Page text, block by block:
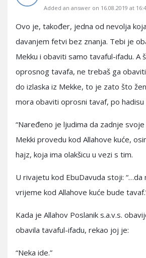
Added an answer on 16.08.2019 at
Ovo je, također, jedna od nevolja
davanjem fetvi bez znanja. Tebi je
Mekku i obaviti samo tavaful-ifadu. A
oprosnog tavafa, ne trebaš ga
do izlaska iz Mekke, to je zato što
mora obaviti oprosni tavaf, po hadisu
“Naređeno je ljudima da zadnje
Mekki provedu kod Allahove kuće,
hajz, koja ima olakšicu u vezi s tim.
U rivajetu kod EbuDavuda stoji: “…da
vrijeme kod Allahove kuće bude
Kada je Allahov Poslanik s.a.v.s.
obavila tavaful-ifadu, rekao joj je:
“Neka ide.”